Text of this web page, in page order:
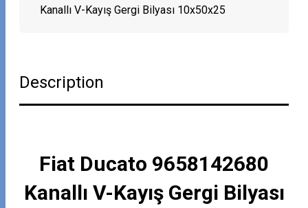
Kanallı V-Kayış Gergi Bilyası 10x50x25
Description
Fiat Ducato 9658142680
Kanallı V-Kayış Gergi Bilyası